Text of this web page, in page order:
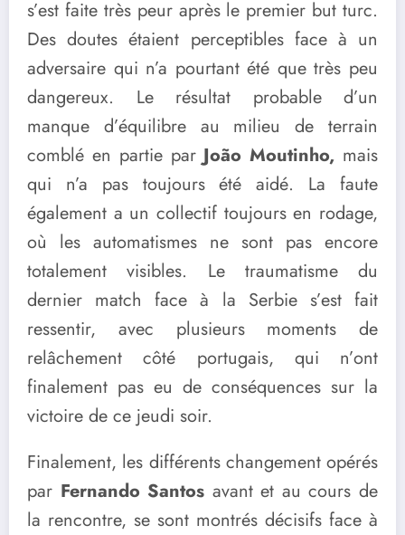
s’est faite très peur après le premier but turc.
Des doutes étaient perceptibles face à un
adversaire qui n’a pourtant été que très peu
dangereux. Le résultat probable d’un
manque d’équilibre au milieu de terrain
comblé en partie parJoão Moutinho, mais
qui n’a pas toujours été aidé. La faute
également a un collectif toujours en rodage,
où les automatismes ne sont pas encore
totalement visibles. Le traumatisme du
dernier match face à la Serbie s’est fait
ressentir, avec plusieurs moments de
relâchement côté portugais, qui n’ont
finalement pas eu de conséquences sur la
victoire de ce jeudi soir.
Finalement, les différents changement opérés
par Fernando Santos avant et au cours de
la rencontre, se sont montrés décisifs face à